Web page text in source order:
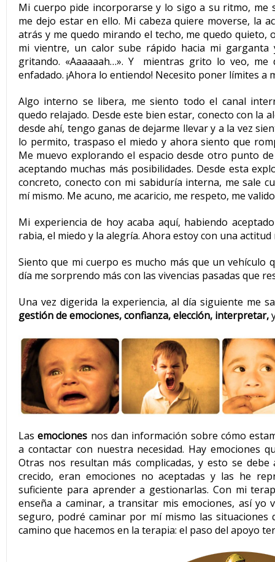
Mi cuerpo pide incorporarse y lo sigo a su ritmo, me
me dejo estar en ello. Mi cabeza quiere moverse, la
atrás y me quedo mirando el techo, me quedo quieto,
mi vientre, un calor sube rápido hacia mi garganta
gritando. «Aaaaaah…». Y
mientras grito lo veo, me
enfadado. ¡Ahora lo entiendo! Necesito poner límites a
Algo interno se libera, me siento todo el canal
quedo relajado. Desde este bien estar, conecto con la
desde ahí, tengo ganas de dejarme llevar y a la vez
lo permito, traspaso el miedo y ahora siento que
Me muevo explorando el espacio desde otro punto
aceptando muchas más posibilidades. Desde esta
concreto, conecto con mi sabiduría interna, me sale
mí mismo. Me acuno, me acaricio, me respeto, me
Mi experiencia de hoy acaba aquí, habiendo
rabia, el miedo y la alegría. Ahora estoy con una
Siento que mi cuerpo es mucho más que un vehículo
día me sorprendo más con las vivencias pasadas que
Una vez digerida la experiencia, al día siguiente me
gestión de emociones, confianza, elección, interpretar,
Lasemociones nos dan información sobre cómo
a contactar con nuestra necesidad. Hay emociones
Otras nos resultan más complicadas, y esto se
crecido, eran emociones no aceptadas y las he
suficiente para aprender a gestionarlas. Con mi
enseña a caminar, a transitar mis emociones, así yo
seguro, podré caminar por mí mismo las situaciones
camino que hacemos en la terapia: el paso del apoyo